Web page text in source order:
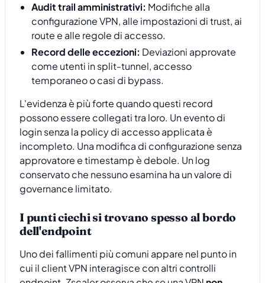
Audit trail amministrativi: Modifiche alla
configurazione VPN, alle impostazioni di trust, ai
route e alle regole di accesso.
Record delle eccezioni: Deviazioni approvate
come utenti in split-tunnel, accesso
temporaneo o casi di bypass.
L'evidenza è più forte quando questi record
possono essere collegati tra loro. Un evento di
login senza la policy di accesso applicata è
incompleto. Una modifica di configurazione senza
approvatore e timestamp è debole. Un log
conservato che nessuno esamina ha un valore di
governance limitato.
I punti ciechi si trovano spesso al bordo
dell'endpoint
Uno dei fallimenti più comuni appare nel punto in
cui il client VPN interagisce con altri controlli